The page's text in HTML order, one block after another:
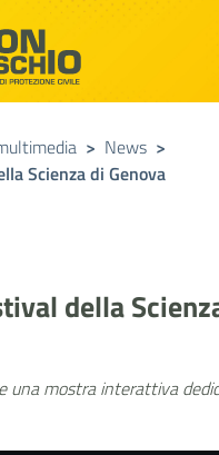
di Protezione Civile
> News >
Scienza di Genova
della
una mostra interattiva